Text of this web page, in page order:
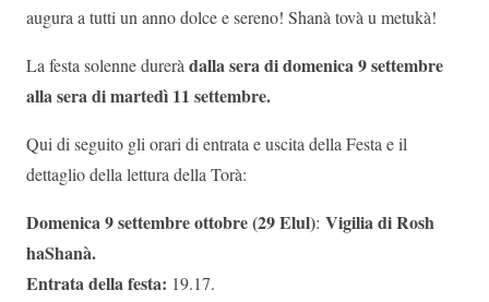
augura a tutti un anno dolce e sereno! Shanà tovà u metukà!
La festa solenne dureràdalla sera di domenica 9 settembre
alla sera di martedì 11 settembre.
Qui di seguito gli orari di entrata e uscita della Festa e il
dettaglio della lettura della Torà:
Domenica 9 settembre ottobre (29 Elul): Vigilia di Rosh
haShanà.
Entrata della festa: 19.17.